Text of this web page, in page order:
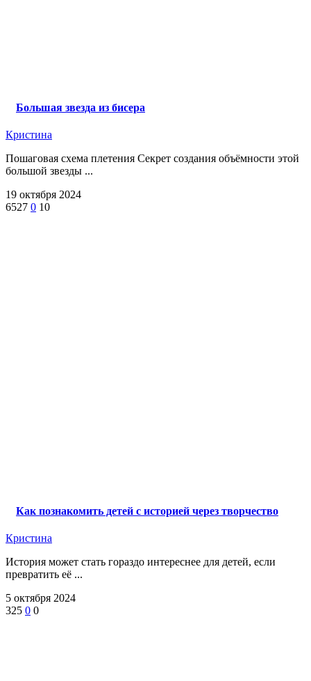
Большая звезда из бисера
Кристина
Пошаговая схема плетения Секрет создания объёмности этой
большой звезды ...
19 октября 2024
6527 0 10
Как познакомить детей с историей через творчество
Кристина
История может стать гораздо интереснее для детей, если
превратить её ...
5 октября 2024
325 0 0